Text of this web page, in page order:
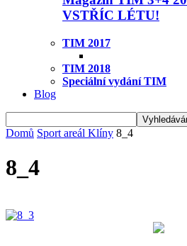
VSTŘÍC LÉTU!
TIM 2017
TIM 2018
Speciální vydání TIM
Blog
Domů Sport areál Klíny 8_4
8_4